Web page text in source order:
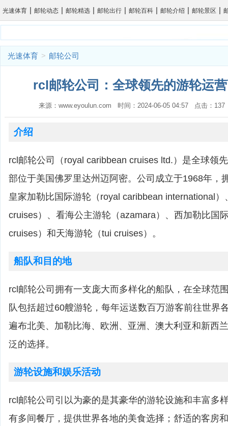
光速体育 | 邮轮动态 | 邮轮精选 | 邮轮出行 | 邮轮百科 | 邮轮介绍 | 邮轮景区 |
光速体育 > 邮轮公司
rcl邮轮公司：全球领先的游轮运
来源：www.eyoulun.com 时间：2024-06-05 04:57 点击：
介绍
rcl邮轮公司（royal caribbean cruises ltd.）是全球领
部位于美国佛罗里达州迈阿密。公司成立于1968年，
皇家加勒比国际游轮（royal caribbean international
cruises）、看海公主游轮（azamara）、西加勒比国
cruises）和天海游轮（tui cruises）。
船队和目的地
rcl邮轮公司拥有一支庞大而多样化的船队，在全球范
队包括超过60艘游轮，每年运送数百万游客前往世界
遍布北美、加勒比海、欧洲、亚洲、澳大利亚和新西
泛的选择。
游轮设施和娱乐活动
rcl邮轮公司引以为豪的是其豪华的游轮设施和丰富多
有多间餐厅，提供世界各地的美食选择；舒适的客房